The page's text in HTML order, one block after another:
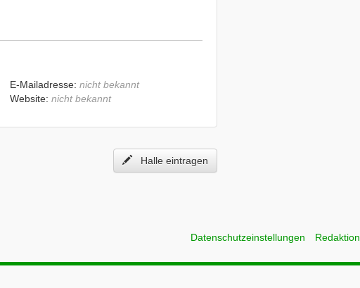
E-Mailadresse: nicht bekannt
Website: nicht bekannt
Halle eintragen
Datenschutzeinstellungen Redaktion